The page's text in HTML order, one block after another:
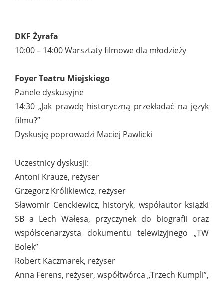
DKF Żyrafa
10:00 – 14:00 Warsztaty filmowe dla młodzieży
Foyer Teatru Miejskiego
Panele dyskusyjne
14:30 „Jak prawdę historyczną przekładać na język
filmu?”
Dyskusję poprowadzi Maciej Pawlicki
Uczestnicy dyskusji:
Antoni Krauze, reżyser
Grzegorz Królikiewicz, reżyser
Sławomir Cenckiewicz, historyk, współautor książki
SB a Lech Wałęsa, przyczynek do biografii oraz
współscenarzysta dokumentu telewizyjnego „TW
Bolek”
Robert Kaczmarek, reżyser
Anna Ferens, reżyser, współtwórca „Trzech Kumpli”,